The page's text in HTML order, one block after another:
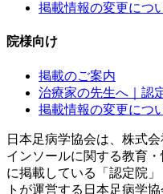
掲載情報の変更につ
院様向け
掲載のご案内
治療家の先生へ｜認
掲載情報の変更につ
日本足病学協会は、株式
インソールに関する教育
に掲載している「認定院
トが運営する日本足病学